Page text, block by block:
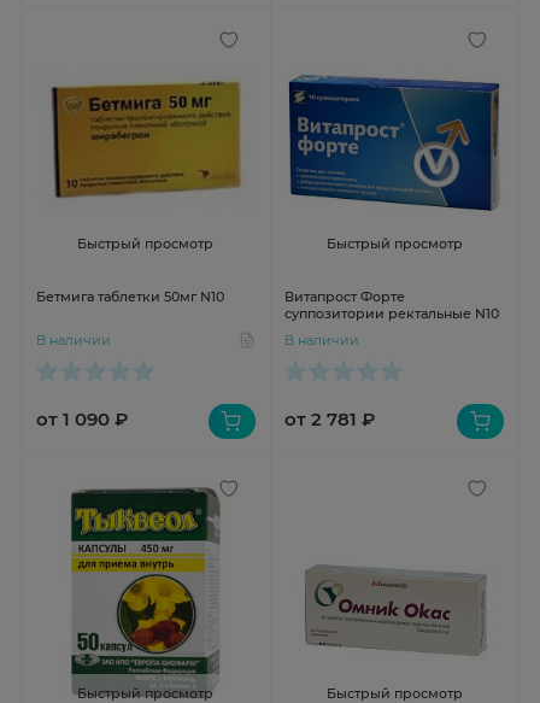
Быстрый просмотр
Бетмига таблетки 50мг N10
В наличии
от 1 090 ₽
Быстрый просмотр
Витапрост Форте
суппозитории ректальные N10
В наличии
от 2 781 ₽
Быстрый просмотр Быстрый просмотр